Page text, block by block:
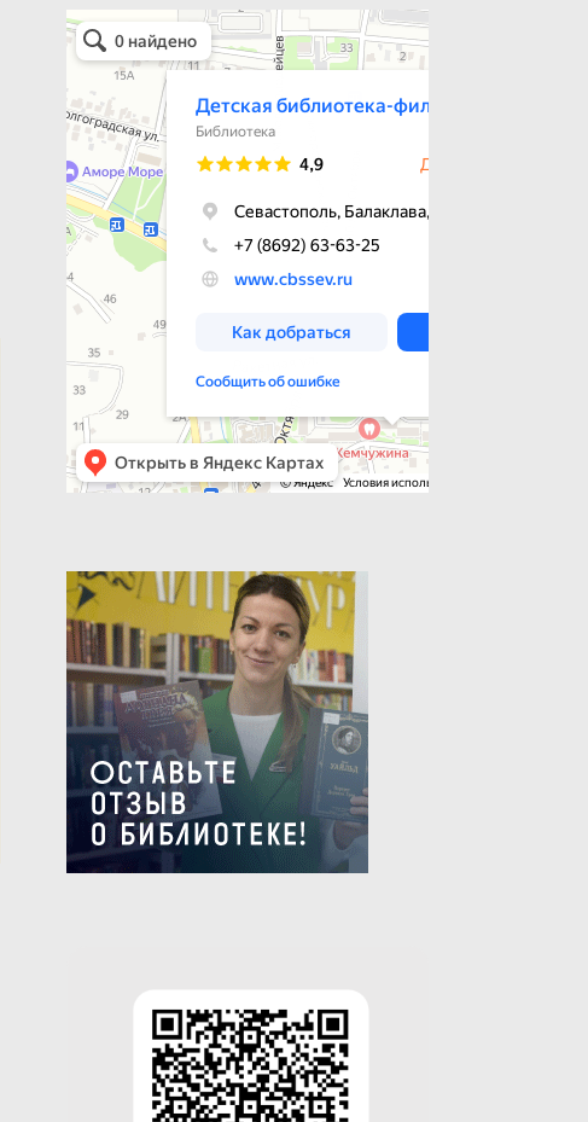
Детская библиотека-филиал № 9
Библиотека в Севастополе